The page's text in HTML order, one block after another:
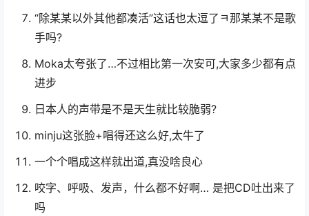
“除某某以外其他都凑活”这话也太逗了ㅋ那某某不是歌
手吗?
Moka太夸张了…不过相比第一次安可,大家多少都有点
进步
日本人的声带是不是天生就比较脆弱?
minju这张脸+唱得还这么好,太牛了
一个个唱成这样就出道,真没啥良心
咬字、呼吸、发声，什么都不好啊… 是把CD吐出来了
吗